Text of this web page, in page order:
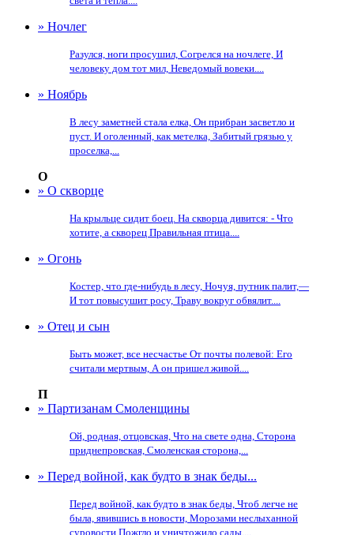
» Ночлег
Разулся, ноги просушил, Согрелся на ночлеге, И
человеку дом тот мил, Неведомый вовеки....
» Ноябрь
В лесу заметней стала елка, Он прибран засветло и
пуст. И оголенный, как метелка, Забитый грязью у
проселка,...
О
» О скворце
На крыльце сидит боец. На скворца дивится: - Что
хотите, а скворец Правильная птица....
» Огонь
Костер, что где-нибудь в лесу, Ночуя, путник палит,—
И тот повысушит росу, Траву вокруг обвялит....
» Отец и сын
Быть может, все несчастье От почты полевой: Его
считали мертвым, А он пришел живой....
П
» Партизанам Смоленщины
Ой, родная, отцовская, Что на свете одна, Сторона
приднепровская, Смоленская сторона,...
» Перед войной, как будто в знак беды...
Перед войной, как будто в знак беды, Чтоб легче не
была, явившись в новости, Морозами неслыханной
суровости Пожгло и уничтожило сады....